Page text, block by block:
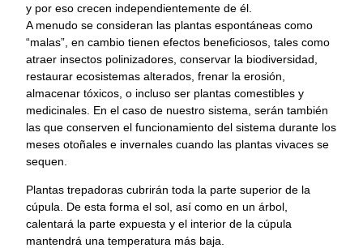
y por eso crecen independientemente de él.
A menudo se consideran las plantas espontáneas como
“malas”, en cambio tienen efectos beneficiosos, tales como
atraer insectos polinizadores, conservar la biodiversidad,
restaurar ecosistemas alterados, frenar la erosión,
almacenar tóxicos, o incluso ser plantas comestibles y
medicinales. En el caso de nuestro sistema, serán también
las que conserven el funcionamiento del sistema durante los
meses otoñales e invernales cuando las plantas vivaces se
sequen.
Plantas trepadoras cubrirán toda la parte superior de la
cúpula. De esta forma el sol, así como en un árbol,
calentará la parte expuesta y el interior de la cúpula
mantendrá una temperatura más baja.